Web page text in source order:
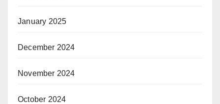
January 2025
December 2024
November 2024
October 2024